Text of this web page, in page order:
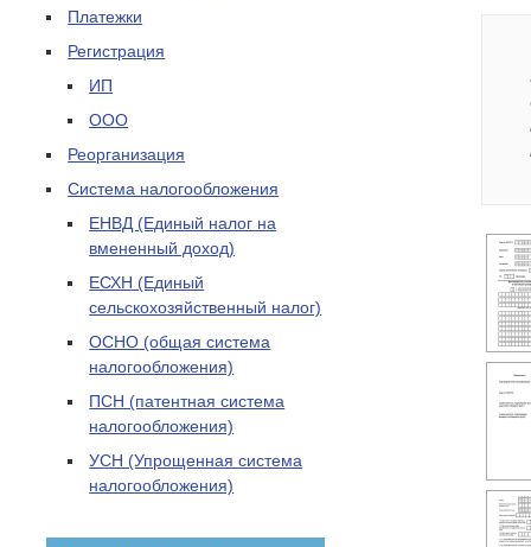
Платежки
Регистрация
ИП
ООО
Реорганизация
Система налогообложения
ЕНВД (Единый налог на
вмененный доход)
ЕСХН (Единый
сельскохозяйственный налог)
ОСНО (общая система
налогообложения)
ПСН (патентная система
налогообложения)
УСН (Упрощенная система
налогообложения)